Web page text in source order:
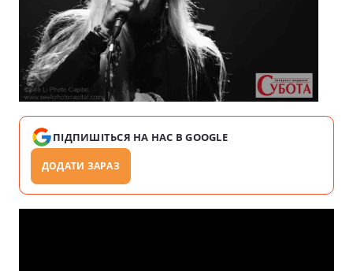
ПІДПИШІТЬСЯ НА НАС В GOOGLE
ДОДАТИ ЗАРАЗ